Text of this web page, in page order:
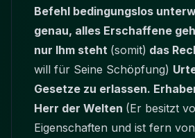
Befehl bedingungslos
genau, alles Erschaffene
nur Ihm steht (somit) das
will für Seine Schöpfung)
Gesetze zu erlassen.
Herr der Welten (Er besitzt
Eigenschaften und ist fern